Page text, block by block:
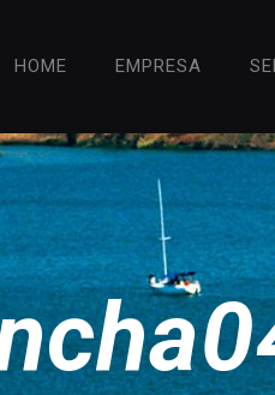
HOME EMPRESA